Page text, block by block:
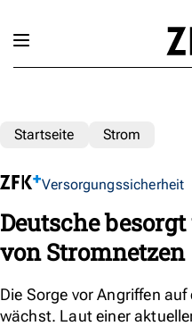
Startseite Strom
Versorgungssicherheit
Deutsche
von Stromnetzen
Die Sorge vor Angriffen
wächst. Laut einer